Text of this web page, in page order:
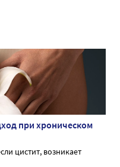
при хроническом
цистит, возникает